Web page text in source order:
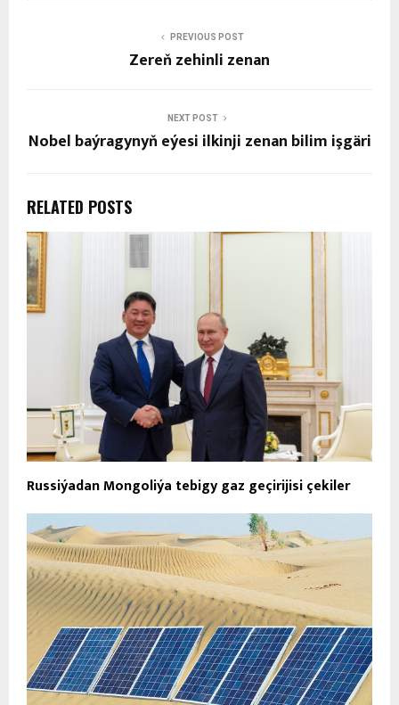
PREVIOUS POST
Zereň zehinli zenan
NEXT POST
Nobel baýragynyň eýesi ilkinji zenan bilim işgäri
RELATED POSTS
Russiýadan Mongoliýa tebigy gaz geçirijisi çekiler